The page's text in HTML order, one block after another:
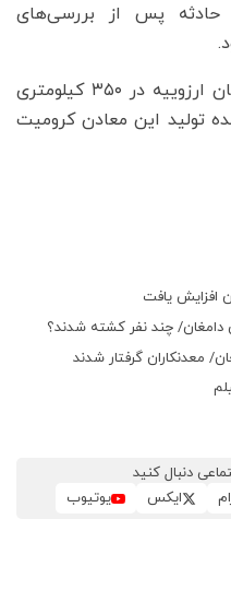
حادثه پس از بررسی‌های
معادن اسفندقه واقع در شهرستان ارزوییه در ۳۵۰ کیلومتری
تولید این معادن کرومیت
افزایش یافت
دامغان/ چند نفر کشته شدند؟
معدنکاران گرفتار شدند
دنبال کنید
ایکس یوتیوب